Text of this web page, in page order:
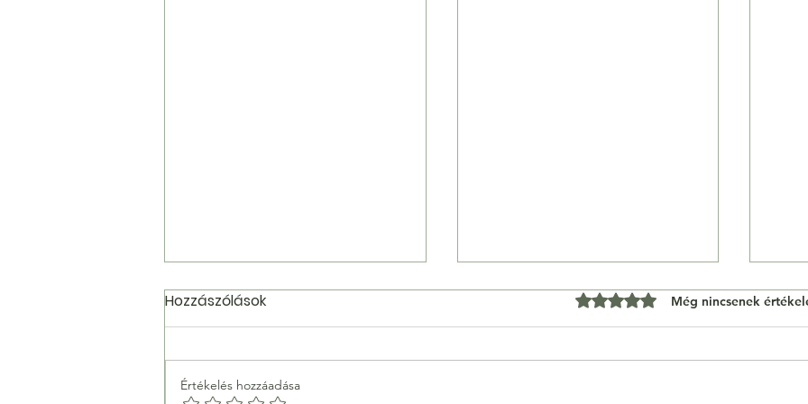
Hozzászólások 0 csillagot kapott az 5-ből.
Még nincsenek
Értékelés hozzáadása